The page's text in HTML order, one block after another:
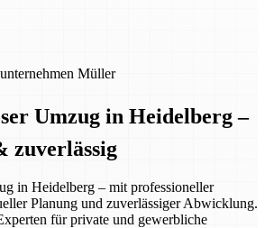
Müller
Umzug in Heidelberg –
zuverlässig
in Heidelberg – mit professioneller
Planung und zuverlässiger Abwicklung.
für private und gewerbliche